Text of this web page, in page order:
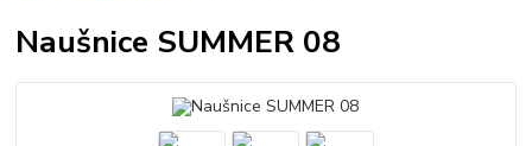
Naušnice SUMMER 08